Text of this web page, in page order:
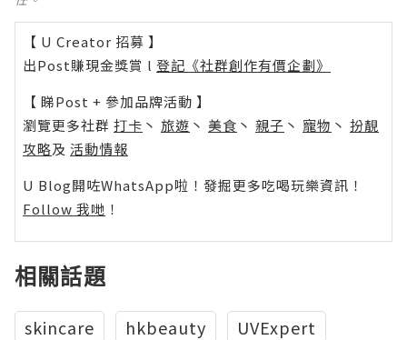
【 U Creator 招募 】
出Post賺現金獎賞 l 登記《社群創作有價企劃》
【 睇Post + 參加品牌活動 】
瀏覽更多社群 打卡 丶 旅遊 丶 美食 丶 親子 丶 寵物 丶 扮靚
攻略及 活動情報
U Blog開咗WhatsApp啦！發掘更多吃喝玩樂資訊！
Follow 我哋 ！
相關話題
skincare hkbeauty
UVExpert